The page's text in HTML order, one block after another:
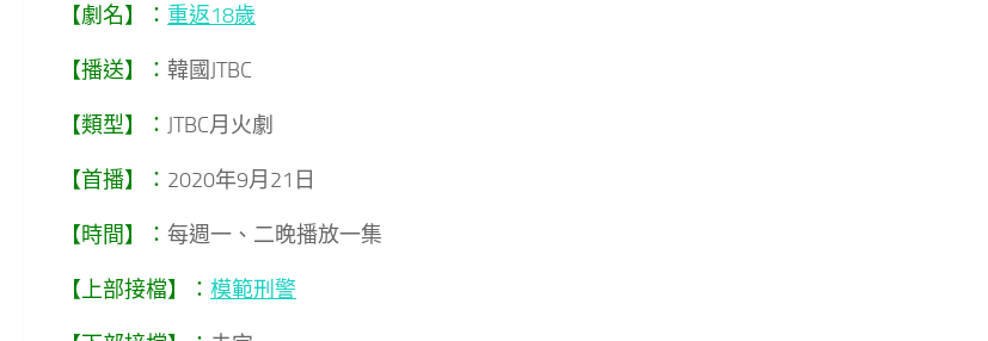
【劇名】： 重返18歲
【播送】： 韓國JTBC
【類型】： JTBC月火劇
【首播】： 2020年9月21日
【時間】： 每週一、二晚播放一集
【上部接檔】： 模範刑警